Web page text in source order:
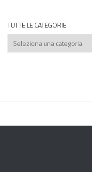
TUTTE LE CATEGORIE
Tutte
le